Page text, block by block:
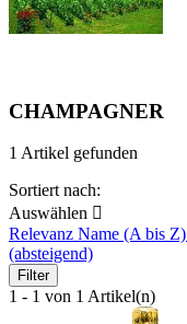
CHAMPAGNER
1 Artikel gefunden
Sortiert nach:
Auswählen 
Relevanz Name (A bis Z)
(absteigend)
Filter
1 - 1 von 1 Artikel(n)